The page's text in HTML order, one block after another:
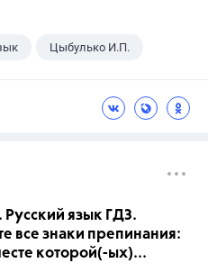
Цыбулько И.П.
язык ГДЗ.
все знаки препинания:
которой(-ых)...